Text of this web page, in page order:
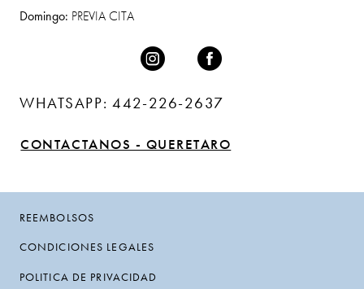
Domingo: PREVIA CITA
WHATSAPP: 442-226-2637
CONTACTANOS - QUERETARO
REEMBOLSOS
CONDICIONES LEGALES
POLITICA DE PRIVACIDAD